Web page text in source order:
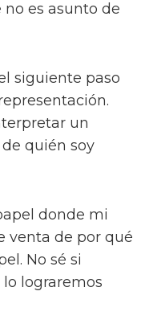
las "máquinas"
como
sin
muy poco en el